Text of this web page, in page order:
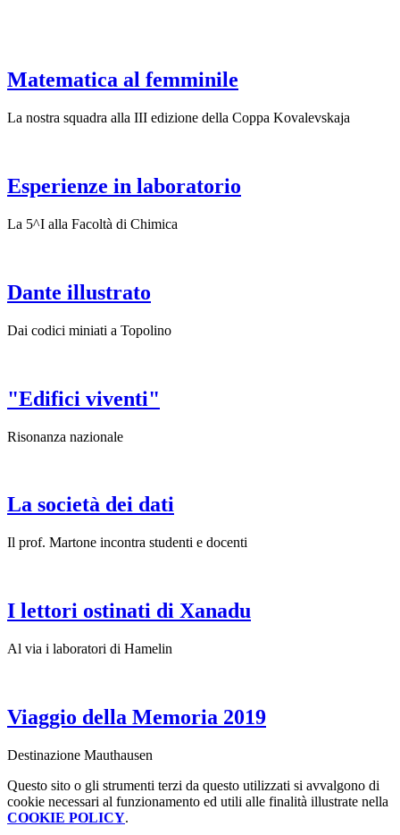
Matematica al femminile
La nostra squadra alla III edizione della Coppa Kovalevskaja
Esperienze in laboratorio
La 5^I alla Facoltà di Chimica
Dante illustrato
Dai codici miniati a Topolino
"Edifici viventi"
Risonanza nazionale
La società dei dati
Il prof. Martone incontra studenti e docenti
I lettori ostinati di Xanadu
Al via i laboratori di Hamelin
Viaggio della Memoria 2019
Destinazione Mauthausen
Questo sito o gli strumenti terzi da questo utilizzati si avvalgono di
cookie necessari al funzionamento ed utili alle finalità illustrate nella
COOKIE POLICY.